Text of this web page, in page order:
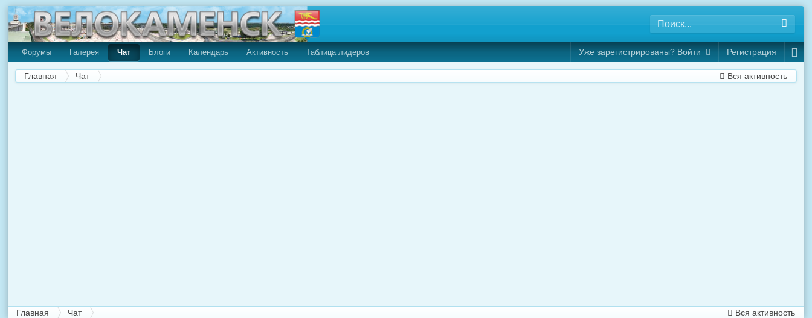
Форумы Галерея Чат Блоги Календарь Активность Таблица лидеров Уже зарегистрированы? Войти Регистрация
Вся активность
Главная Чат
Вся активность
Главная Чат